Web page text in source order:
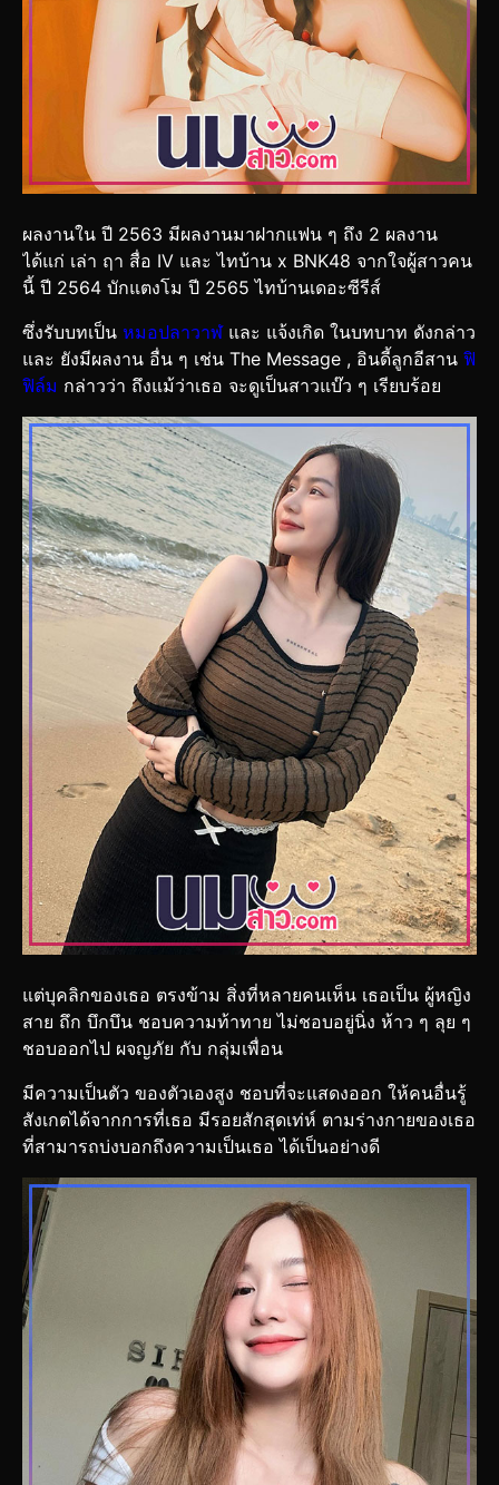
ผลงานใน ปี 2563 มีผลงานมาฝากแฟน ๆ ถึง 2 ผลงาน
ได้แก่ เล่า ฤา สื่อ IV และ ไทบ้าน x BNK48 จากใจผู้สาวคน
นี้ ปี 2564 บักแตงโม ปี 2565 ไทบ้านเดอะซีรีส์
ซึ่งรับบทเป็น หมอปลาวาฬและ แจ้งเกิด ในบทบาท ดังกล่าว
และ ยังมีผลงาน อื่น ๆ เช่น The Message , อินดี้ลูกอีสาน ฟิ
ฟิล์ม กล่าวว่า ถึงแม้ว่าเธอ จะดูเป็นสาวแบ๊ว ๆ เรียบร้อย
แต่บุคลิกของเธอ ตรงข้าม สิ่งที่หลายคนเห็น เธอเป็น ผู้หญิง
สาย ถึก บึกบึน ชอบความท้าทาย ไม่ชอบอยู่นิ่ง ห้าว ๆ ลุย ๆ
ชอบออกไป ผจญภัย กับ กลุ่มเพื่อน
มีความเป็นตัว ของตัวเองสูง ชอบที่จะแสดงออก ให้คนอื่นรู้
สังเกตได้จากการที่เธอ มีรอยสักสุดเท่ห์ ตามร่างกายของเธอ
ที่สามารถบ่งบอกถึงความเป็นเธอ ได้เป็นอย่างดี